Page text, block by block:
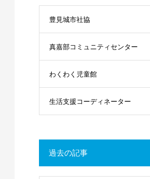
豊見城市社協
真嘉部コミュニティセンター
わくわく児童館
生活支援コーディネーター
過去の記事